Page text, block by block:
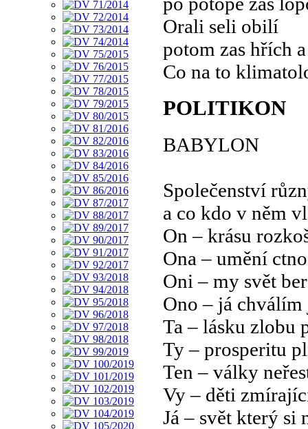
Orali seli obilí
potom zas hřích
Co na to
POLITIKON
BABYLON
Společenství
a co kdo v něm
On – krásu
Ona – umění
Oni – my svět
Ono – já chválím
Ta – lásku zlobu
Ty – prosperitu
Ten – války
Vy – děti
Já – svět který si